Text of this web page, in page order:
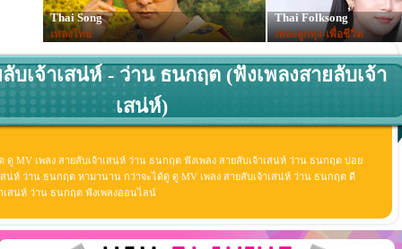
Thai Song
เพลงไทย
Thai Folksong
เพลงลูกทุ่ง-เพื่อชีวิต
บเจ้าเสน่ห์ - ว่าน ธนกฤต (ฟังเพลงสายลับเจ้า
เสน่ห์)
ดู MV เพลง สายลับเจ้าเสน่ห์ ว่าน ธนกฤต ฟังเพลง สายลับเจ้าเสน่ห์ ว่าน ธนกฤต บ่อย
สน่ห์ ว่าน ธนกฤต หามานาน กว่าจะได้ดู ดู MV เพลง สายลับเจ้าเสน่ห์ ว่าน ธนกฤต ดี
เสน่ห์ ว่าน ธนกฤต ฟังเพลงออนไลน์